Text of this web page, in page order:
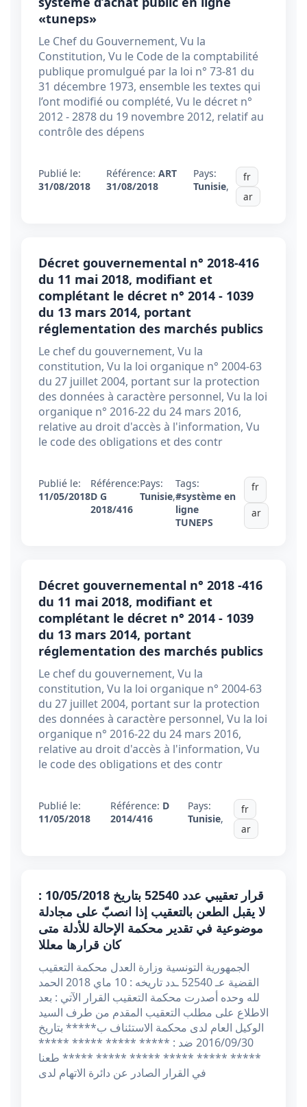
«tuneps»
Le Chef du Gouvernement, Vu la
Constitution, Vu le Code de la comptabilité
publique promulgué par la loi n° 73-81 du
31 décembre 1973, ensemble les textes qui
l’ont modifié ou complété, Vu le décret n°
2012 - 2878 du 19 novembre 2012, relatif au
contrôle des dépens
Publié le:
31/08/2018
Référence: ART
31/08/2018
Pays:
Tunisie,
fr
ar
Décret gouvernemental n° 2018-416
du 11 mai 2018, modifiant et
complétant le décret n° 2014 - 1039
du 13 mars 2014, portant
réglementation des marchés publics
Le chef du gouvernement, Vu la
constitution, Vu la loi organique n° 2004-63
du 27 juillet 2004, portant sur la protection
des données à caractère personnel, Vu la loi
organique n° 2016-22 du 24 mars 2016,
relative au droit d'accès à l'information, Vu
le code des obligations et des contr
Publié le:
11/05/2018
Référence:
D G
2018/416
Pays:
Tunisie,
Tags:
#système en
ligne
TUNEPS
fr
ar
Décret gouvernemental n° 2018 -416
du 11 mai 2018, modifiant et
complétant le décret n° 2014 - 1039
du 13 mars 2014, portant
réglementation des marchés publics
Le chef du gouvernement, Vu la
constitution, Vu la loi organique n° 2004-63
du 27 juillet 2004, portant sur la protection
des données à caractère personnel, Vu la loi
organique n° 2016-22 du 24 mars 2016,
relative au droit d'accès à l'information, Vu
le code des obligations et des contr
Publié le:
11/05/2018
Référence: D
2014/416
Pays:
Tunisie,
fr
ar
قرار تعقيبي عدد 52540 بتاريخ 10/05/2018 :
لا يقبل الطعن بالتعقيب إذا انصبّ على مجادلة
موضوعية في تقدير محكمة الإحالة للأدلة متى
كان قرارها معللا
الجمهورية التونسية وزارة العدل محكمة التعقيب
القضية عـ 52540 ـدد تاريخه : 10 ماي 2018 الحمد
لله وحده أصدرت محكمة التعقيب القرار الآتي : بعد
الاطلاع على مطلب التعقيب المقدم من طرف السيد
الوكيل العام لدى محكمة الاستئناف ب***** بتاريخ
2016/09/30 ضد : ***** ***** ***** *****
***** ***** ***** ***** ***** ***** طعنا
في القرار الصادر عن دائرة الاتهام لدى